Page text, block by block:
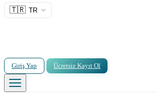
🇹🇷 TR
Giriş Yap Ücretsiz Kayıt Ol